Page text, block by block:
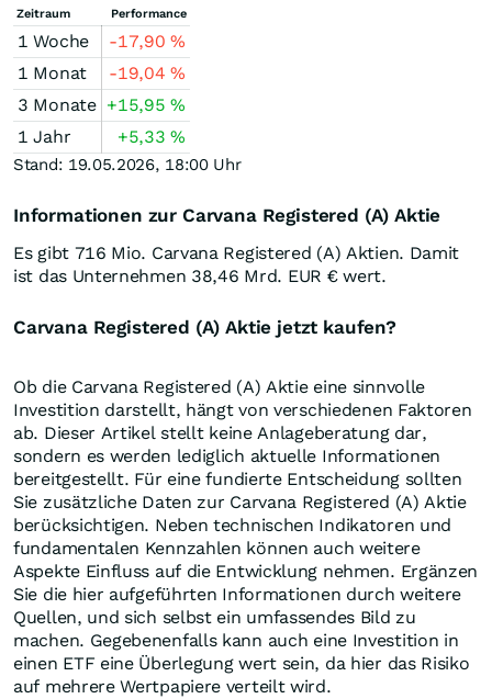
Zeitraum Performance
1 Woche -17,90%
1 Monat
-19,04%
3 Monate +15,95%
1 Jahr
+5,33%
Stand: 19.05.2026, 18:00 Uhr
Informationen zur Carvana Registered (A) Aktie
Es gibt 716 Mio. Carvana Registered (A) Aktien. Damit
ist das Unternehmen 38,46 Mrd. EUR € wert.
Carvana Registered (A) Aktie jetzt kaufen?
Ob die Carvana Registered (A) Aktie eine sinnvolle
Investition darstellt, hängt von verschiedenen Faktoren
ab. Dieser Artikel stellt keine Anlageberatung dar,
sondern es werden lediglich aktuelle Informationen
bereitgestellt. Für eine fundierte Entscheidung sollten
Sie zusätzliche Daten zur Carvana Registered (A) Aktie
berücksichtigen. Neben technischen Indikatoren und
fundamentalen Kennzahlen können auch weitere
Aspekte Einfluss auf die Entwicklung nehmen. Ergänzen
Sie die hier aufgeführten Informationen durch weitere
Quellen, und sich selbst ein umfassendes Bild zu
machen. Gegebenenfalls kann auch eine Investition in
einen ETF eine Überlegung wert sein, da hier das Risiko
auf mehrere Wertpapiere verteilt wird.